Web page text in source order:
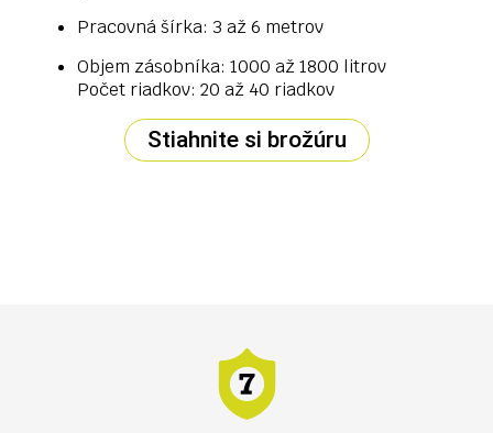
Pracovná šírka: 3 až 6 metrov
Objem zásobníka: 1000 až 1800 litrov
Počet riadkov: 20 až 40 riadkov
Stiahnite si brožúru